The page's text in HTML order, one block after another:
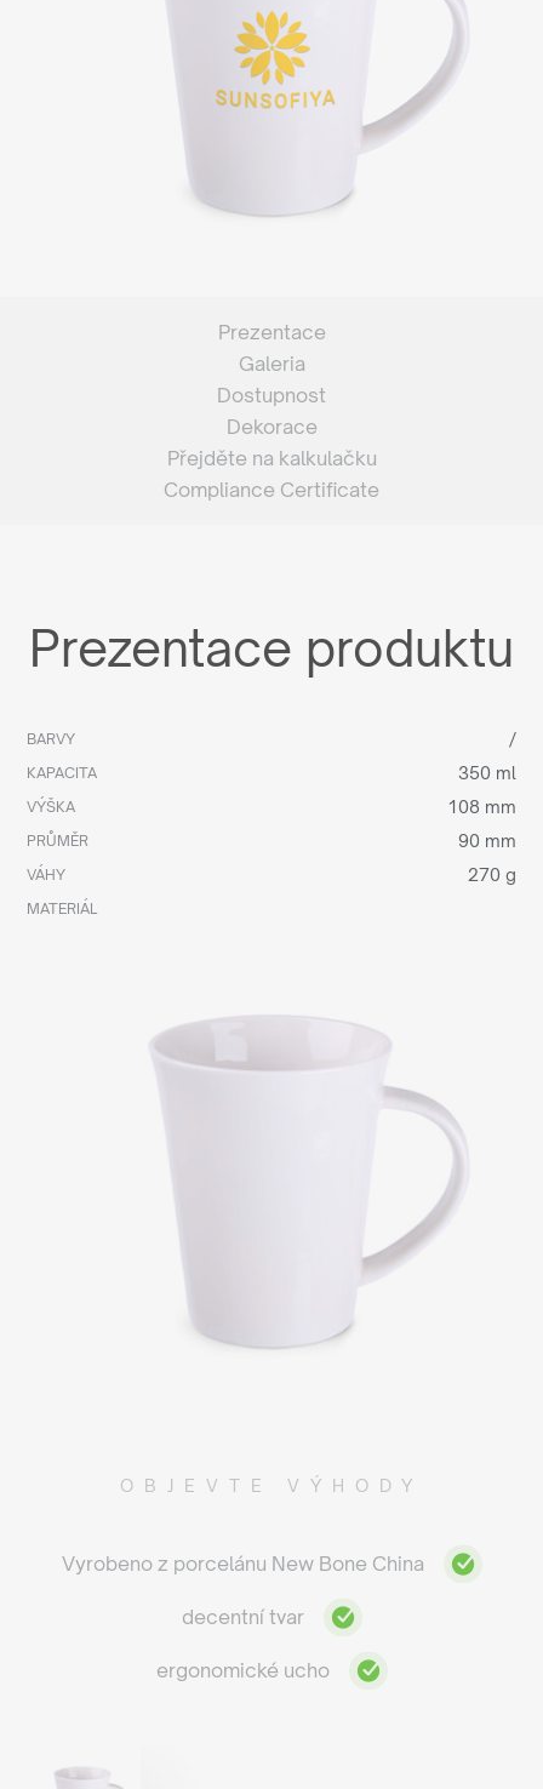
Prezentace
Galeria
Dostupnost
Dekorace
Přejděte na kalkulačku
Compliance Certificate
Prezentace produktu
BARVY /
KAPACITA 350 ml
VÝŠKA 108 mm
PRŮMĚR 90 mm
VÁHY 270 g
MATERIÁL
OBJEVTE VÝHODY
Vyrobeno z porcelánu New Bone China
decentní tvar
ergonomické ucho